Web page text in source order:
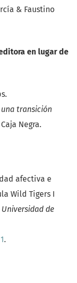
& Faustino
en lugar de
transición
Negra.
afectiva e
Wild Tigers I
de
.